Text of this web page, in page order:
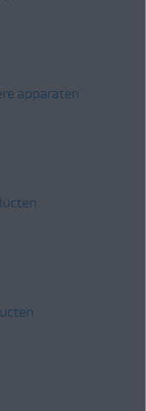
apparaten